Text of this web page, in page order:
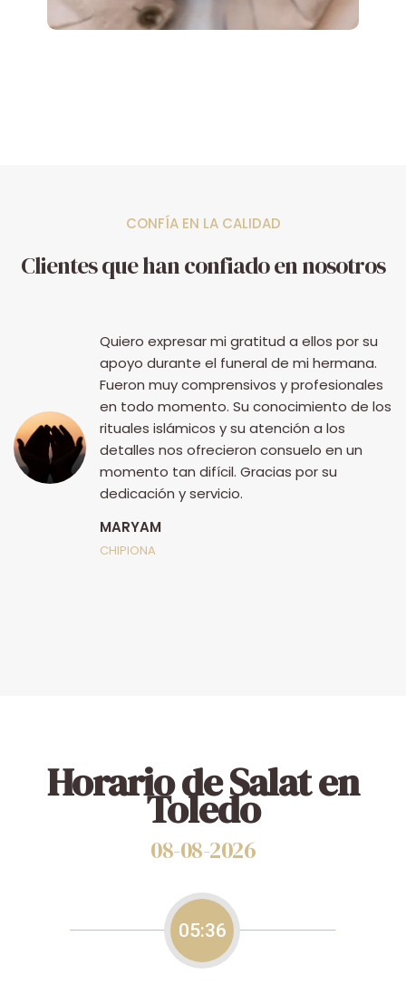
CONFÍA EN LA CALIDAD
Clientes que han confiado en nosotros
Quiero expresar mi gratitud a ellos por su
apoyo durante el funeral de mi hermana.
Fueron muy comprensivos y profesionales
en todo momento. Su conocimiento de los
rituales islámicos y su atención a los
detalles nos ofrecieron consuelo en un
momento tan difícil. Gracias por su
dedicación y servicio.
MARYAM
CHIPIONA
Horario de Salat en
Toledo
08-08-2026
05:36